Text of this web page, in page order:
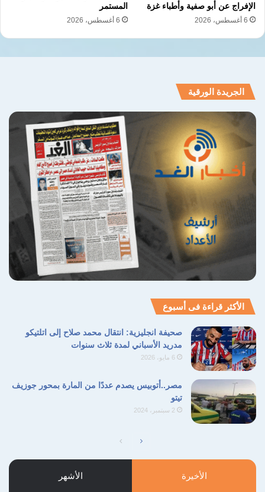
الإفراج عن أبو صفية وأطباء غزة
6 أغسطس، 2026
المستمر
6 أغسطس، 2026
الجريدة الورقية
الأكثر قراءة فى أسبوع
صحيفة انجليزية: انتقال محمد صلاح إلى اتلتيكو
مدريد الأسباني لمدة ثلاث سنوات
6 مايو، 2026
مصر..أتوبيس يصدم عددًا من المارة بمحور جوزيف
تيتو
2 سبتمبر، 2024
الصفحة
السابقة
الصفحة
التالية
الأخيرة الأشهر